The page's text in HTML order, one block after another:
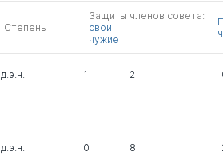
Степень
Защиты членов совета:
свои
чужие
д.э.н. 1 2
д.э.н. 0 8